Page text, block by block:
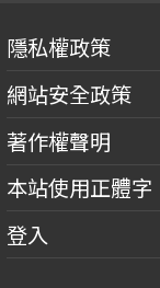
隱私權政策
網站安全政策
著作權聲明
本站使用正體字
登入